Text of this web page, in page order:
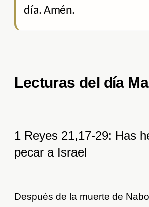
día. Amén.
Lecturas del día
1 Reyes 21,17-29: Has
pecar a Israel
Después de la muerte de